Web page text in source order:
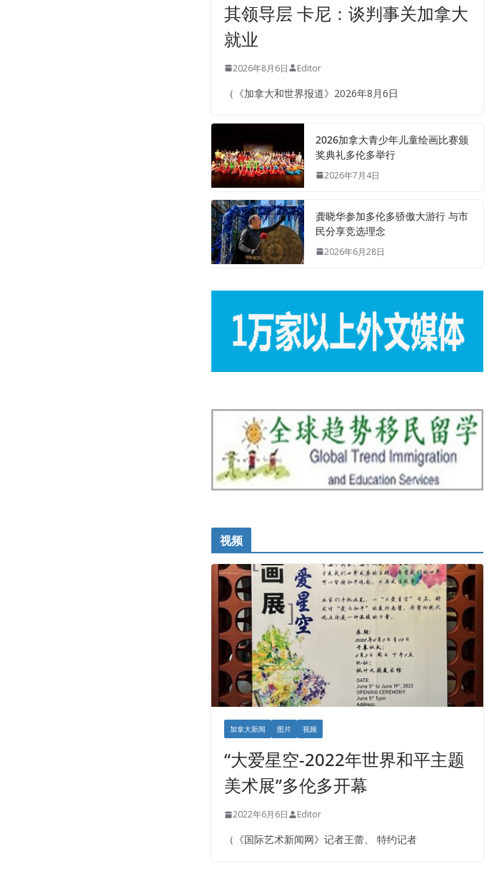
其领导层 卡尼：谈判事关加拿大
就业
2026年8月6日 Editor
（《加拿大和世界报道》2026年8月6日
2026加拿大青少年儿童绘画比赛颁
奖典礼多伦多举行
2026年7月4日
龚晓华参加多伦多骄傲大游行 与市
民分享竞选理念
2026年6月28日
视频
加拿大新闻 图片 视频
“大爱星空-2022年世界和平主题
美术展”多伦多开幕
2022年6月6日 Editor
（《国际艺术新闻网》记者王蕾、 特约记者